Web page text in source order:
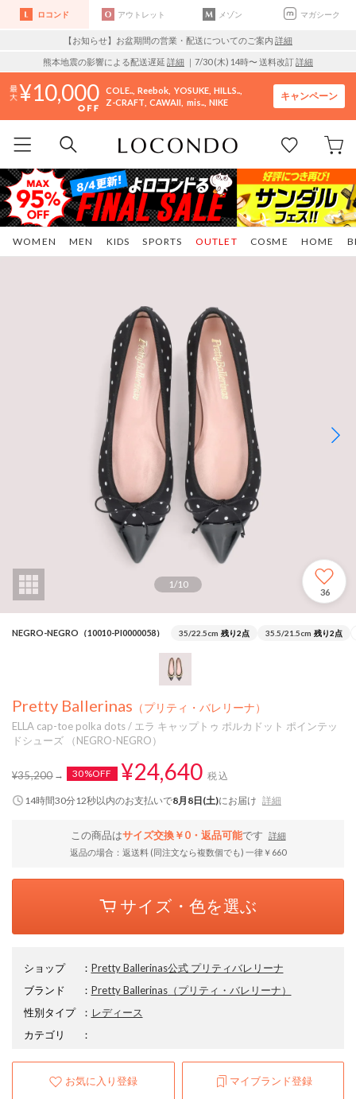
ロコンド アウトレット メゾン マガシーク
【お知らせ】お盆期間の営業・配送についてのご案内 詳細
熊本地震の影響による配送遅延 詳細 ｜7/30 (木) 14時〜 送料改訂詳細
10,000 COLE.. Reebok YOSUKE HILLS..
Z-CRAFT CAWAII mis.. NIKE
キャンペーン
WOMEN MEN KIDS SPORTS COSME HOME
OUTLET
1/10
36
NEGRO-NEGRO（10010-PI0000058） 35/22.5cm 残り2点 35.5/21.5cm 残り2点
Pretty Ballerinas （プリティ・バレリーナ）
ELLA cap-toe polka dots / エラ キャップトゥ ポルカドット ポインテッ
ドシューズ （NEGRO-NEGRO）
¥35,200 30%OFF ¥24,640 税込
14時間30分12秒以内のお支払いで8月8日(土)にお届け 詳細
この商品はサイズ交換￥0・返品可能です
詳細
返品の場合：返送料 (同注文なら複数個でも) 一律￥660
サイズ・色を選ぶ
ショップ ： Pretty Ballerinas公式 プリティバレリーナ
ブランド
： Pretty Ballerinas（プリティ・バレリーナ）
性別タイプ
： レディース
カテゴリ
：
お気に入り登録 マイブランド登録